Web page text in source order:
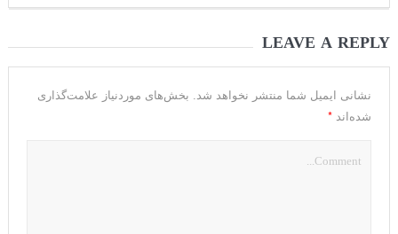
LEAVE A REPLY
نشانی ایمیل شما منتشر نخواهد شد.
بخش‌های موردنیاز علامت‌گذاری
شده‌اند *